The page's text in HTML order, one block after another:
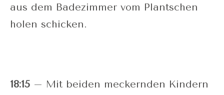
aus dem Badezimmer vom Plantschen
holen schicken.
18:15 – Mit beiden meckernden Kindern